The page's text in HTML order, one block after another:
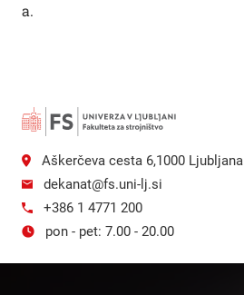
a.
Aškerčeva cesta 6,1000 Ljubljana
dekanat@fs.uni-lj.si
+386 1 4771 200
pon - pet: 7.00 - 20.00